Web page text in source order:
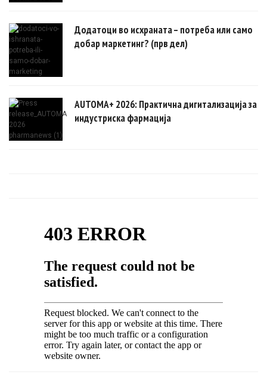
Додатоци во исхраната – потреба или само
добар маркетинг? (прв дел)
AUTOMA+ 2026: Практична дигитализација за
индустриска фармација